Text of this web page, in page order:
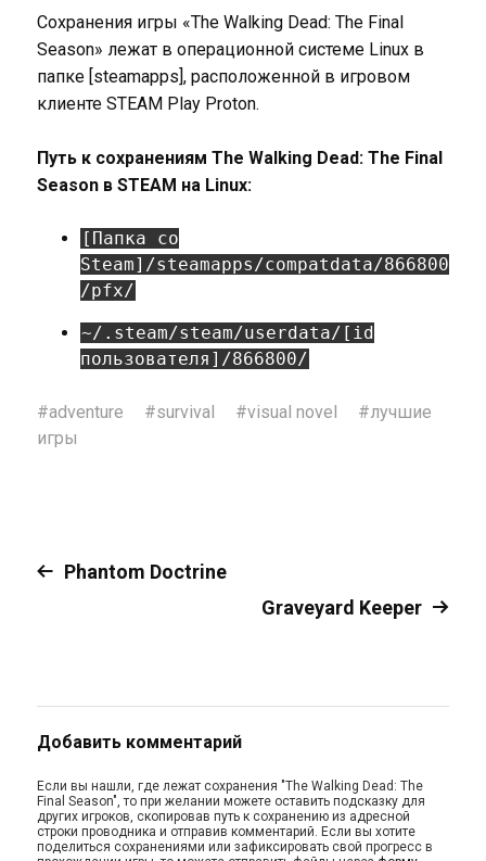
Сохранения игры «The Walking Dead: The Final
Season» лежат в операционной системе Linux в
папке [steamapps], расположенной в игровом
клиенте STEAM Play Proton.
Путь к сохранениям The Walking Dead: The Final
Season в STEAM на Linux:
[Папка со
Steam]/steamapps/compatdata/866800
/pfx/
~/.steam/steam/userdata/[id
пользователя]/866800/
#adventure #survival #visual novel #лучшие
игры
Phantom Doctrine
Graveyard Keeper
Добавить комментарий
Если вы нашли, где лежат сохранения "The Walking Dead: The
Final Season", то при желании можете оставить подсказку для
других игроков, скопировав путь к сохранению из адресной
строки проводника и отправив комментарий. Если вы хотите
поделиться сохранениями или зафиксировать свой прогресс в